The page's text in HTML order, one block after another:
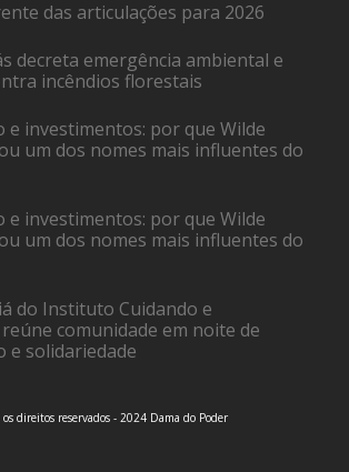
das articulações para 2026
decreta emergência ambiental e
incêndios florestais
e investimentos: por que Wilde
um dos nomes mais influentes do
e investimentos: por que Wilde
um dos nomes mais influentes do
do Instituto Cuidando e
comunidade em noite de
e solidariedade
os direitos reservados - 2024 Dama do Poder